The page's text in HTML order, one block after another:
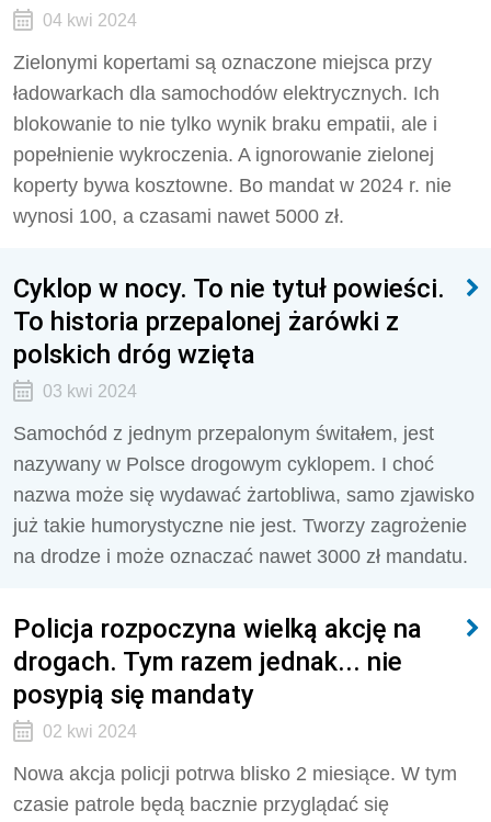
04 kwi 2024
Zielonymi kopertami są oznaczone miejsca przy
ładowarkach dla samochodów elektrycznych. Ich
blokowanie to nie tylko wynik braku empatii, ale i
popełnienie wykroczenia. A ignorowanie zielonej
koperty bywa kosztowne. Bo mandat w 2024 r. nie
wynosi 100, a czasami nawet 5000 zł.
Cyklop w nocy. To nie tytuł powieści.
To historia przepalonej żarówki z
polskich dróg wzięta
03 kwi 2024
Samochód z jednym przepalonym świtałem, jest
nazywany w Polsce drogowym cyklopem. I choć
nazwa może się wydawać żartobliwa, samo zjawisko
już takie humorystyczne nie jest. Tworzy zagrożenie
na drodze i może oznaczać nawet 3000 zł mandatu.
Policja rozpoczyna wielką akcję na
drogach. Tym razem jednak... nie
posypią się mandaty
02 kwi 2024
Nowa akcja policji potrwa blisko 2 miesiące. W tym
czasie patrole będą bacznie przyglądać się